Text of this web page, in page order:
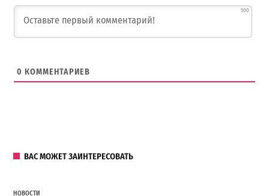
500
0 КОММЕНТАРИЕВ
ВАС МОЖЕТ ЗАИНТЕРЕСОВАТЬ
НОВОСТИ